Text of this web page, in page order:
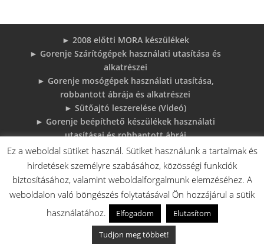
► 2008 előtti MORA készülékek
► Gorenje Szárítógépek használati utasítása és
alkatrészei
► Gorenje mosógépek használati utasítása,
robbantott ábrája és alkatrészei
► Sütőajtó leszerelése (Videó)
► Gorenje beépíthető készülékek használati
utasításai és robbantott ábrái
► MORA tűzhelyek használati utasítások
adatlapok robbantott rajzok
► Gorenje Bojler Vízkő problémák és
megoldások
► 6 gyakori sütő hiba, és megoldások
♦Gorenje Háztartásigépek adattábláiról:
Ez a weboldal sütiket használ. Sütiket használunk a tartalmak és
hirdetések személyre szabásához, közösségi funkciók
biztosításához, valamint weboldalforgalmunk elemzéséhez. A
weboldalon való böngészés folytatásával Ön hozzájárul a sütik
használatához.
Elfogadom
Elutasítom
Tudjon meg többet!